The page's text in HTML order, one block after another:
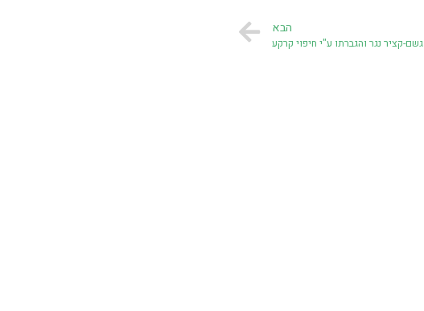
הבא
גשם-קציר נגר והגברתו ע"י חיפוי קרקע